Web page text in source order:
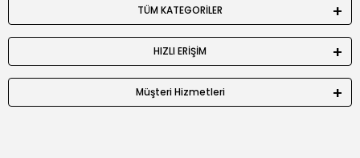
TÜM KATEGORİLER
HIZLI ERİŞİM
Müşteri Hizmetleri